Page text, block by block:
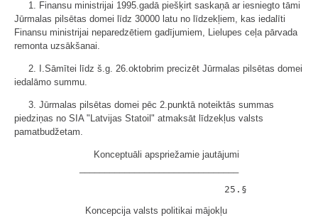
1. Finansu ministrijai 1995.gadā piešķirt saskaņā ar iesniegto tāmi
Jūrmalas pilsētas domei līdz 30000 latu no līdzekļiem, kas iedalīti
Finansu ministrijai neparedzētiem gadījumiem, Lielupes ceļa pārvada
remonta uzsākšanai.
2. I.Sāmītei līdz š.g. 26.oktobrim precizēt Jūrmalas pilsētas domei
iedalāmo summu.
3. Jūrmalas pilsētas domei pēc 2.punktā noteiktās summas
piedziņas no SIA "Latvijas Statoil" atmaksāt līdzekļus valsts
pamatbudžetam.
Konceptuāli apspriežamie jautājumi
Koncepcija valsts politikai mājokļu